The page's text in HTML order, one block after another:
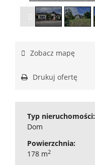
Zobacz mapę
Drukuj ofertę
Typ nieruchomości:
Dom
Powierzchnia:
178 m2